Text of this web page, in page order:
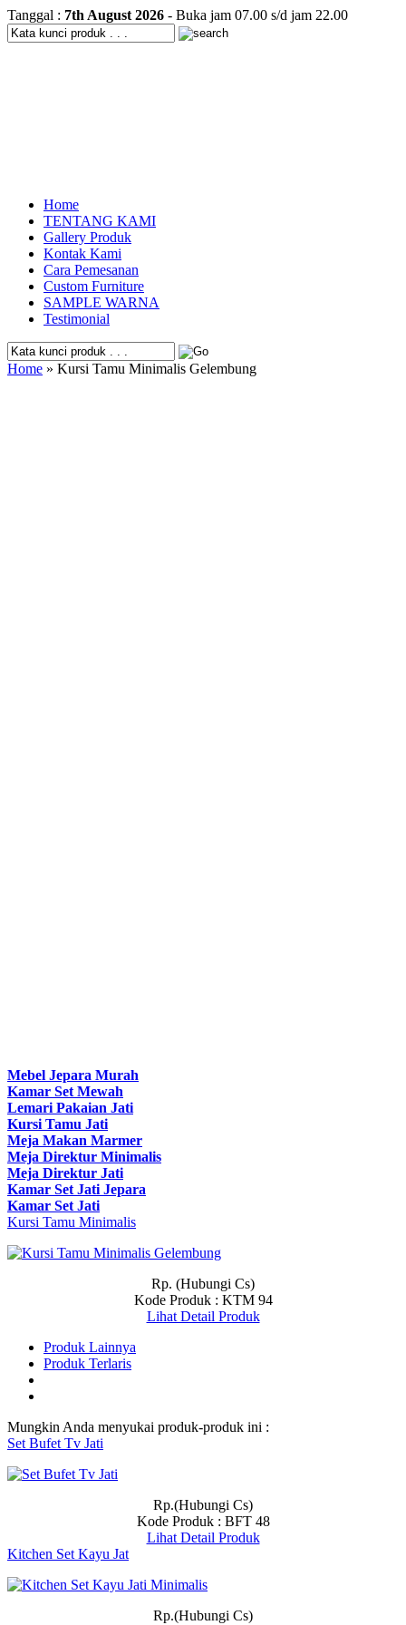
Tanggal : 7th August 2026 - Buka jam 07.00 s/d jam 22.00
Home
TENTANG KAMI
Gallery Produk
Kontak Kami
Cara Pemesanan
Custom Furniture
SAMPLE WARNA
Testimonial
Home » Kursi Tamu Minimalis Gelembung
Mebel Jepara Murah
Kamar Set Mewah
Lemari Pakaian Jati
Kursi Tamu Jati
Meja Makan Marmer
Meja Direktur Minimalis
Meja Direktur Jati
Kamar Set Jati Jepara
Kamar Set Jati
Kursi Tamu Minimalis
Rp. (Hubungi Cs)
Kode Produk : KTM 94
Lihat Detail Produk
Produk Lainnya
Produk Terlaris
Mungkin Anda menyukai produk-produk ini :
Set Bufet Tv Jati
Rp.(Hubungi Cs)
Kode Produk : BFT 48
Lihat Detail Produk
Kitchen Set Kayu Jat
Rp.(Hubungi Cs)